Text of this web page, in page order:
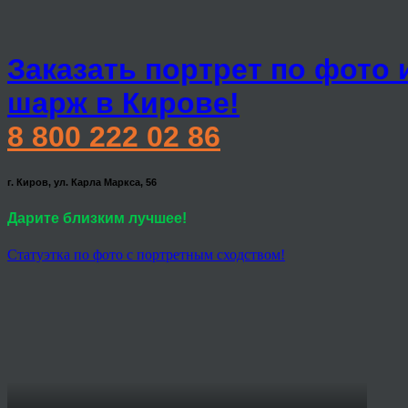
Заказать портрет по фото
шарж в Кирове!
8 800 222 02 86
г. Киров, ул. Карла Маркса, 56
Дарите близким лучшее!
Статуэтка по фото с портретным сходством!